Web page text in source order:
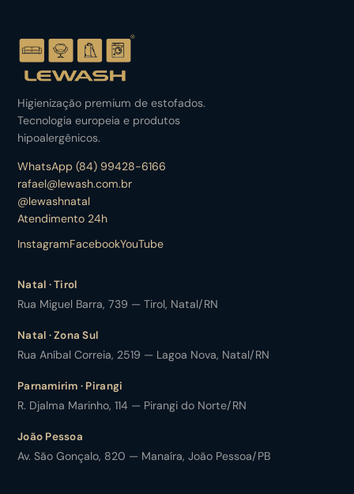
Higienização premium de estofados.
Tecnologia europeia e produtos
hipoalergênicos.
WhatsApp (84) 99428-6166
rafael@lewash.com.br
@lewashnatal
Atendimento 24h
InstagramFacebookYouTube
Natal · Tirol
Rua Miguel Barra, 739 — Tirol, Natal/RN
Natal · Zona Sul
Rua Aníbal Correia, 2519 — Lagoa Nova, Natal/RN
Parnamirim · Pirangi
R. Djalma Marinho, 114 — Pirangi do Norte/RN
João Pessoa
Av. São Gonçalo, 820 — Manaíra, João Pessoa/PB